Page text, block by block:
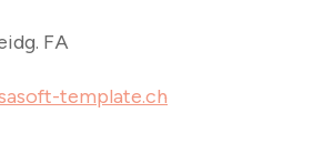
FA
template.ch